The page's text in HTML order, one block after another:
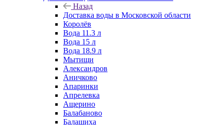
Назад
Доставка воды в Московской области
Королёв
Вода 11.3 л
Вода 15 л
Вода 18.9 л
Мытищи
Александров
Аничково
Апаринки
Апрелевка
Ащерино
Балабаново
Балашиха